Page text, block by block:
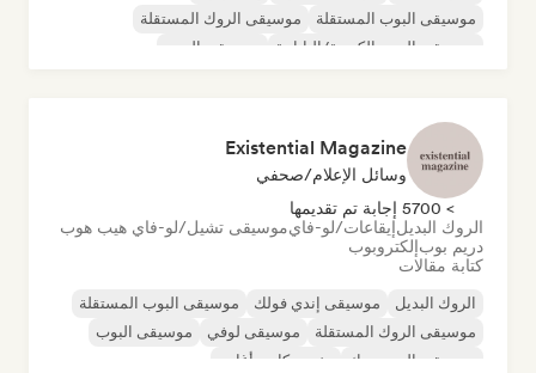
موسيقى البوب المستقلة
موسيقى الروك المستقلة
موسيقى البوب الكورية/اليابانية
موسيقى البوب
Existential Magazine
وسائل الإعلام/صحفي
> 5700 إجابة تم تقديمها
الروك البديلإيقاعات/لو-فايموسيقى تشيل/لو-فاي هيب هوب
دريم بوبإلكتروبوب
كتابة مقالات
الروك البديل موسيقى إندي فولك
موسيقى البوب المستقلة
موسيقى الروك المستقلة
موسيقى لوفي
موسيقى البوب
موسيقى البوب روك
مغني وكاتب أغاني